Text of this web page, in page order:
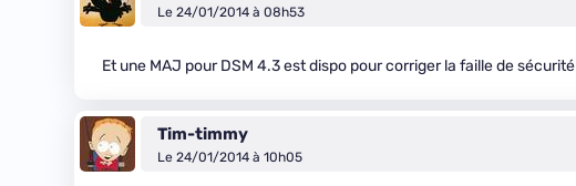
Le 24/01/2014 à 08h53
Et une MAJ pour DSM 4.3 est dispo pour corriger la faille de sécurité
Tim-timmy
Le 24/01/2014 à 10h05